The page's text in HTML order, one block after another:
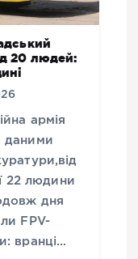
20 людей:
армія
даними
22 людини
дня
FPV-
вранці…